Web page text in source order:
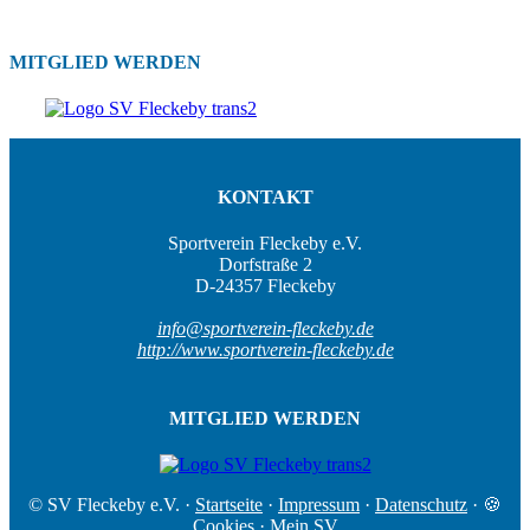
MITGLIED WERDEN
KONTAKT
Sportverein Fleckeby e.V.
Dorfstraße 2
D-24357 Fleckeby
info@sportverein-fleckeby.de
http://www.sportverein-fleckeby.de
MITGLIED WERDEN
© SV Fleckeby e.V. · Startseite · Impressum · Datenschutz · 🍪
Cookies · Mein SV